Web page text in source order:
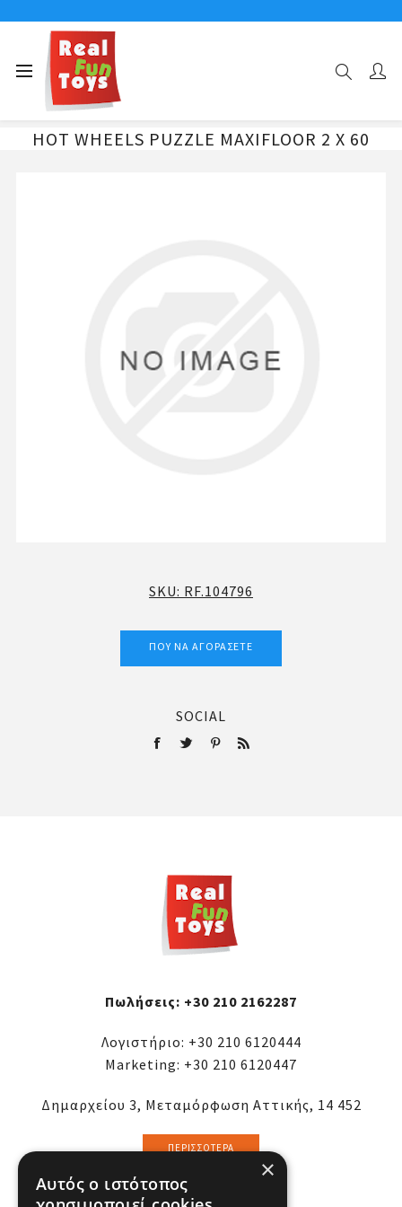
Αρχική σελίδα HOT WHEELS PUZZLE MAXIFLOOR 2 X 60
HOT WHEELS PUZZLE MAXIFLOOR 2 X 60
SKU: RF.104796
ΠΟΎ ΝΑ ΑΓΟΡΆΣΕΤΕ
SOCIAL
Πωλήσεις: +30 210 2162287
Λογιστήριο: +30 210 6120444
Marketing: +30 210 6120447
Δημαρχείου 3, Μεταμόρφωση Αττικής, 14 452
ΠΕΡΙΣΣΌΤΕΡΑ
×
Αυτός ο ιστότοπος